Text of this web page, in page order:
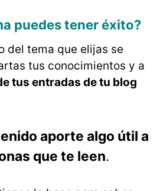
puedes tener éxito?
del tema que elijas se
tus conocimientos y a
tus entradas de tu blog
aporte algo útil a
que te leen.